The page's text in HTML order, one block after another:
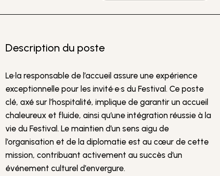
Description du poste
Le·la responsable de l’accueil assure une expérience
exceptionnelle pour les invité·e·s du Festival. Ce poste
clé, axé sur l’hospitalité, implique de garantir un accueil
chaleureux et fluide, ainsi qu’une intégration réussie à la
vie du Festival. Le maintien d’un sens aigu de
l’organisation et de la diplomatie est au cœur de cette
mission, contribuant activement au succès d’un
événement culturel d’envergure.